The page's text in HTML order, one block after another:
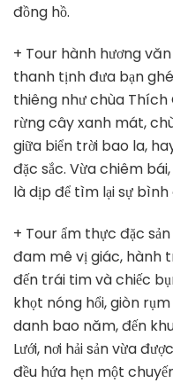
đồng hồ.
+ Tour hành hương
thanh tịnh đưa bạn
thiêng như chùa Thích
rừng cây xanh mát,
giữa biển trời bao la,
đặc sắc. Vừa chiêm
là dịp để tìm lại sự bình
+ Tour ẩm thực đặc
đam mê vị giác, hành
đến trái tim và chiếc
khọt nóng hổi, giòn
danh bao năm, đến
Lưới, nơi hải sản vừa
đều hứa hẹn một